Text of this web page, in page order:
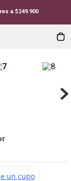
a $249.900